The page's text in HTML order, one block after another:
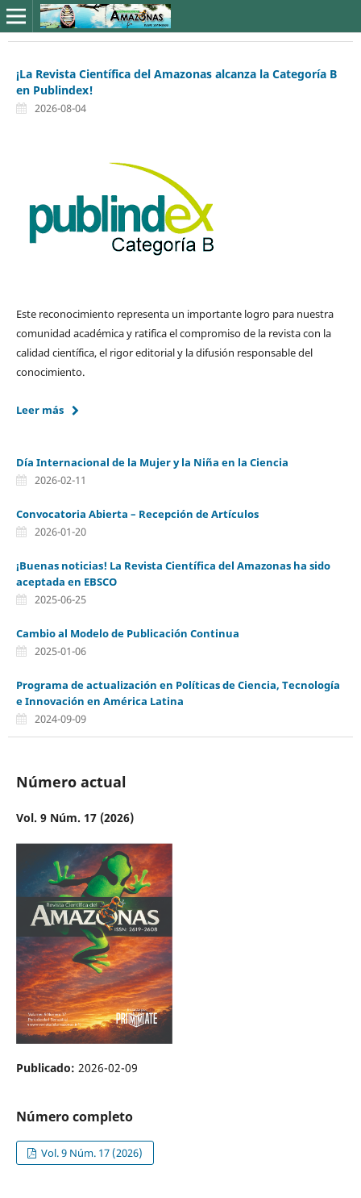
¡La Revista Científica del Amazonas alcanza la Categoría B
en Publindex!
2026-08-04
Este reconocimiento representa un importante logro para nuestra
comunidad académica y ratifica el compromiso de la revista con la
calidad científica, el rigor editorial y la difusión responsable del
conocimiento.
Leer más
Día Internacional de la Mujer y la Niña en la Ciencia
2026-02-11
Convocatoria Abierta – Recepción de Artículos
2026-01-20
¡Buenas noticias! La Revista Científica del Amazonas ha sido
aceptada en EBSCO
2025-06-25
Cambio al Modelo de Publicación Continua
2025-01-06
Programa de actualización en Políticas de Ciencia, Tecnología
e Innovación en América Latina
2024-09-09
Número actual
Vol. 9 Núm. 17 (2026)
Publicado: 2026-02-09
Número completo
Vol. 9 Núm. 17 (2026)